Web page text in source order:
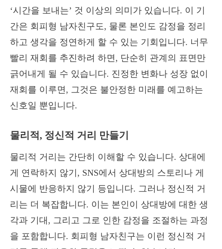
‘시간을 보내는’ 것 이상의 의미가 있습니다. 이 기
간은 회피형 남자친구도, 물론 본인도 감정을 정리
하고 생각을 정연하게 할 수 있는 기회입니다. 너무
빨리 재회를 추진하려 하면, 단순히 관계의 표면만
긁어내게 될 수 있습니다. 진정한 변화나 성장 없이
재회를 이루면, 그것은 불안정한 미래를 예고하는
신호일 뿐입니다.
물리적, 정신적 거리 만들기
물리적 거리는 간단히 이해할 수 있습니다. 상대에
게 연락하지 않기, SNS에서 상대방의 스토리나 게
시물에 반응하지 않기 등입니다. 그러나 정신적 거
리는 더 복잡합니다. 이는 본인이 상대방에 대한 생
각과 기대, 그리고 그로 인한 감정을 조절하는 과정
을 포함합니다. 회피형 남자친구는 이런 정신적 거